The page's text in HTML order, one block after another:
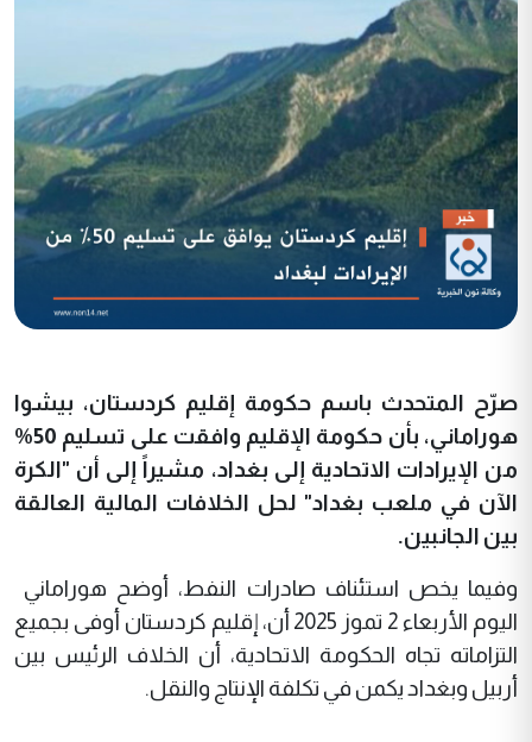
صرّح المتحدث باسم حكومة إقليم كردستان، بيشوا
هوراماني، بأن حكومة الإقليم وافقت على تسليم 50%
من الإيرادات الاتحادية إلى بغداد، مشيراً إلى أن "الكرة
الآن في ملعب بغداد" لحل الخلافات المالية العالقة
بين الجانبين.
وفيما يخص استئناف صادرات النفط، أوضح هوراماني
اليوم الأربعاء 2 تموز 2025 أن، إقليم كردستان أوفى بجميع
التزاماته تجاه الحكومة الاتحادية، أن الخلاف الرئيس بين
أربيل وبغداد يكمن في تكلفة الإنتاج والنقل.